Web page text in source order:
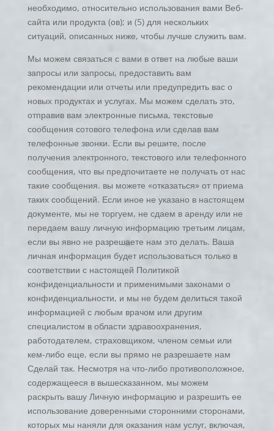
необходимо, относительно использования вами Веб-
сайта или продукта (ов); и (5) для нескольких
ситуаций, описанных ниже, чтобы лучше служить вам.
Мы можем связаться с вами в ответ на любые ваши
запросы или запросы, предоставить вам
рекомендации или отчеты или предупредить вас о
новых продуктах и услугах. Мы можем сделать это,
отправив вам электронные письма, текстовые
сообщения сотового телефона или сделав вам
телефонные звонки. Если вы решите, после
получения электронного, текстового или телефонного
сообщения, что вы предпочитаете не получать от нас
такие сообщения. вы можете «отказаться» от приема
таких сообщений. Если иное не указано в настоящем
документе, мы не торгуем, не сдаем в аренду или не
передаем вашу личную информацию третьим лицам,
если вы явно не разрешаете нам это делать. Ваша
личная информация будет использоваться только в
соответствии с настоящей Политикой
конфиденциальности и применимыми законами о
конфиденциальности, и мы не будем делиться такой
информацией с любым врачом или другим
специалистом в области здравоохранения,
работодателем, страховщиком, членом семьи или
кем-либо еще, если вы прямо не разрешаете нам
Сделай так. Несмотря на что-либо противоположное,
содержащееся в вышесказанном, мы можем
раскрыть вашу Личную информацию и разрешить ее
использование доверенными сторонними сторонами,
которых мы наняли для оказания нам услуг, включая,